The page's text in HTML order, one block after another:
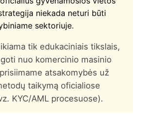
niekada neturi būti
sektoriuje.
tik edukaciniais tikslais,
nuo komercinio masinio
atsakomybės už
taikymą oficialiose
KYC/AML procesuose).